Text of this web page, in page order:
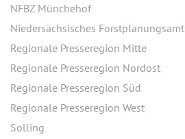
NFBZ Münchehof
Niedersächsisches Forstplanungsamt
Regionale Presseregion Mitte
Regionale Presseregion Nordost
Regionale Presseregion Süd
Regionale Presseregion West
Solling